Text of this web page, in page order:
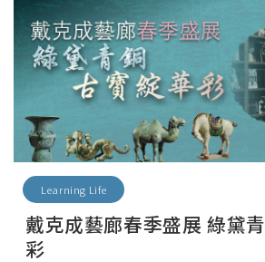
Learning Life
戴克成藝廊春季盛展 綠黛
彩